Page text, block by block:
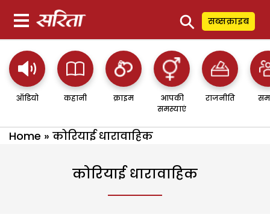
⚲ सब्सक्राइब
ऑडियो कहानी क्राइम
आपकी
समस्याएं
राजनीति
Home » कोरियाई धारावाहिक
कोरियाई धारावाहिक